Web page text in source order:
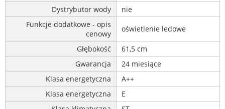
Dystrybutor wody
nie
Funkcje dodatkowe - opis
cenowy
oświetlenie ledowe
Głębokość
61,5 cm
Gwarancja
24 miesiące
Klasa energetyczna
A++
Klasa energetyczna
E